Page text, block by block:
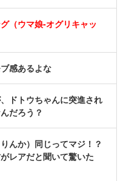
（ウマ娘-オグリキャッ
感あるよな
ドトウちゃんに突進され
だろう？
んか）同じってマジ！？
レアだと聞いて驚いた